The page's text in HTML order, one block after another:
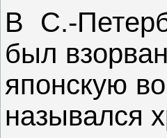
В С.-
был
японскую
назывался